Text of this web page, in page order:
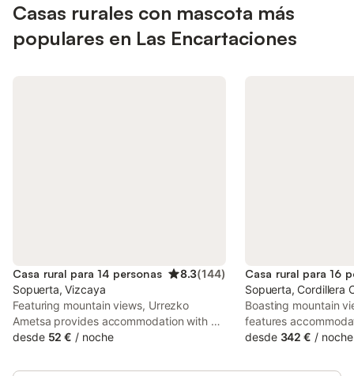
Casas rurales con mascota más
populares en Las Encartaciones
Casa rural para 14 personas 8.3(144)
Sopuerta, Vizcaya
Featuring mountain views, Urrezko
Ametsa provides accommodation with a
garden and a balcony, around 22 km
access to a terrace, tennis at the tennis
desde 52 € / noche
Casa rural para 16
Sopuerta, Cordillera
Boasting mountain
features
bath, a garden and
Featuring a shared
desde 342 € / noche